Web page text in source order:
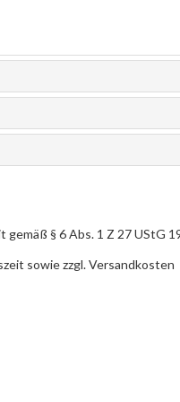
gemäß § 6 Abs. 1 Z 27 UStG
sowie zzgl. Versandkosten